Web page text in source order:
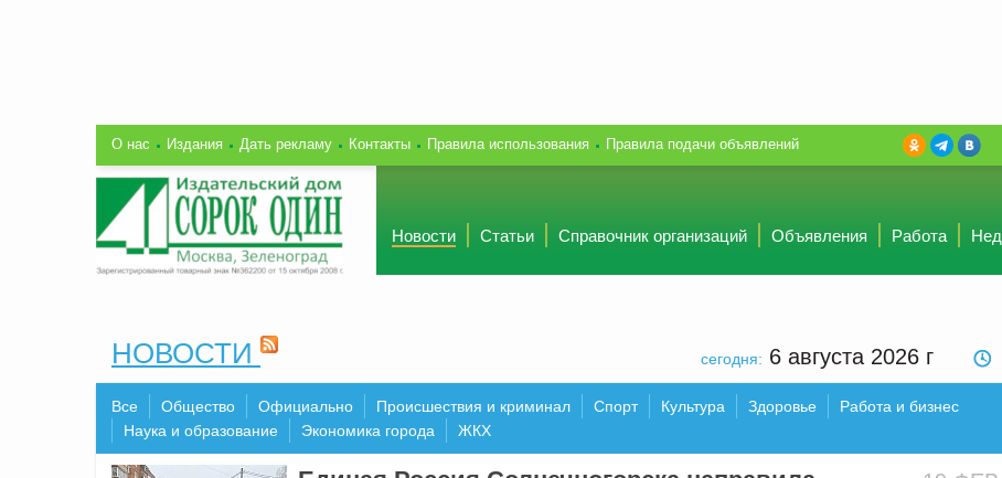
О нас Издания Дать рекламу Контакты Правила использования Правила подачи объявлений
Новости Статьи Справочник организаций Объявления Работа
сегодня: 6 августа 2026 г
НОВОСТИ
Все Общество Официально Происшествия и криминал Спорт Культура Здоровье
Работа и бизнес
Наука и образование
Экономика города ЖКХ